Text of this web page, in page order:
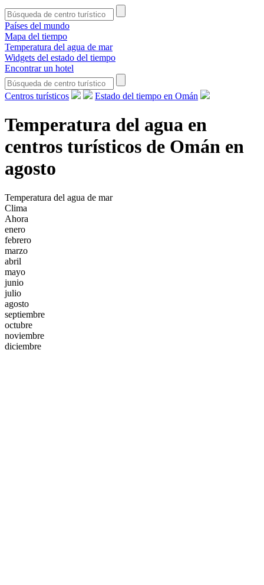
Países del mundo
Mapa del tiempo
Temperatura del agua de mar
Widgets del estado del tiempo
Encontrar un hotel
Centros turísticos Estado del tiempo en Omán
Temperatura del agua en
centros turísticos de Omán en
agosto
Temperatura del agua de mar
Clima
Ahora
enero
febrero
marzo
abril
mayo
junio
julio
agosto
septiembre
octubre
noviembre
diciembre